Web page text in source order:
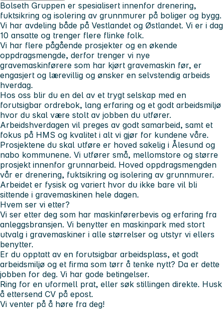
Bolseth Gruppen er spesialisert innenfor drenering,
fuktsikring og isolering av grunnmurer på boliger og bygg.
Vi har avdeling både på Vestlandet og Østlandet. Vi er i dag
10 ansatte og trenger flere flinke folk.
Vi har flere pågående prosjekter og en økende
oppdragsmengde, derfor trenger vi nye
gravemaskinførere som har kjørt gravemaskin før, er
engasjert og lærevillig og ønsker en selvstendig arbeids
hverdag.
Hos oss blir du en del av et trygt selskap med en
forutsigbar ordrebok, lang erfaring og et godt arbeidsmiljø
hvor du skal være stolt av jobben du utfører.
Arbeidshverdagen vil preges av godt samarbeid, samt et
fokus på HMS og kvalitet i alt vi gjør for kundene våre.
Prosjektene du skal utføre er hoved sakelig i Ålesund og
nabo kommunene. Vi utfører små, mellomstore og større
prosjekt innenfor grunnarbeid. Hoved oppdragsmengden
vår er drenering, fuktsikring og isolering av grunnmurer.
Arbeidet er fysisk og variert hvor du ikke bare vil bli
sittende i gravemaskinen hele dagen.
Hvem ser vi etter?
Vi ser etter deg som har maskinførerbevis og erfaring fra
anleggsbransjen. Vi benytter en maskinpark med stort
utvalg i gravemaskiner i alle størrelser og utstyr vi ellers
benytter.
Er du opptatt av en forutsigbar arbeidsplass, et godt
arbeidsmiljø og et firma som tørr å tenke nytt? Da er dette
jobben for deg. Vi har gode betingelser.
Ring for en uformell prat, eller søk stillingen direkte. Husk
å ettersend CV på epost.
Vi venter på å høre fra deg!